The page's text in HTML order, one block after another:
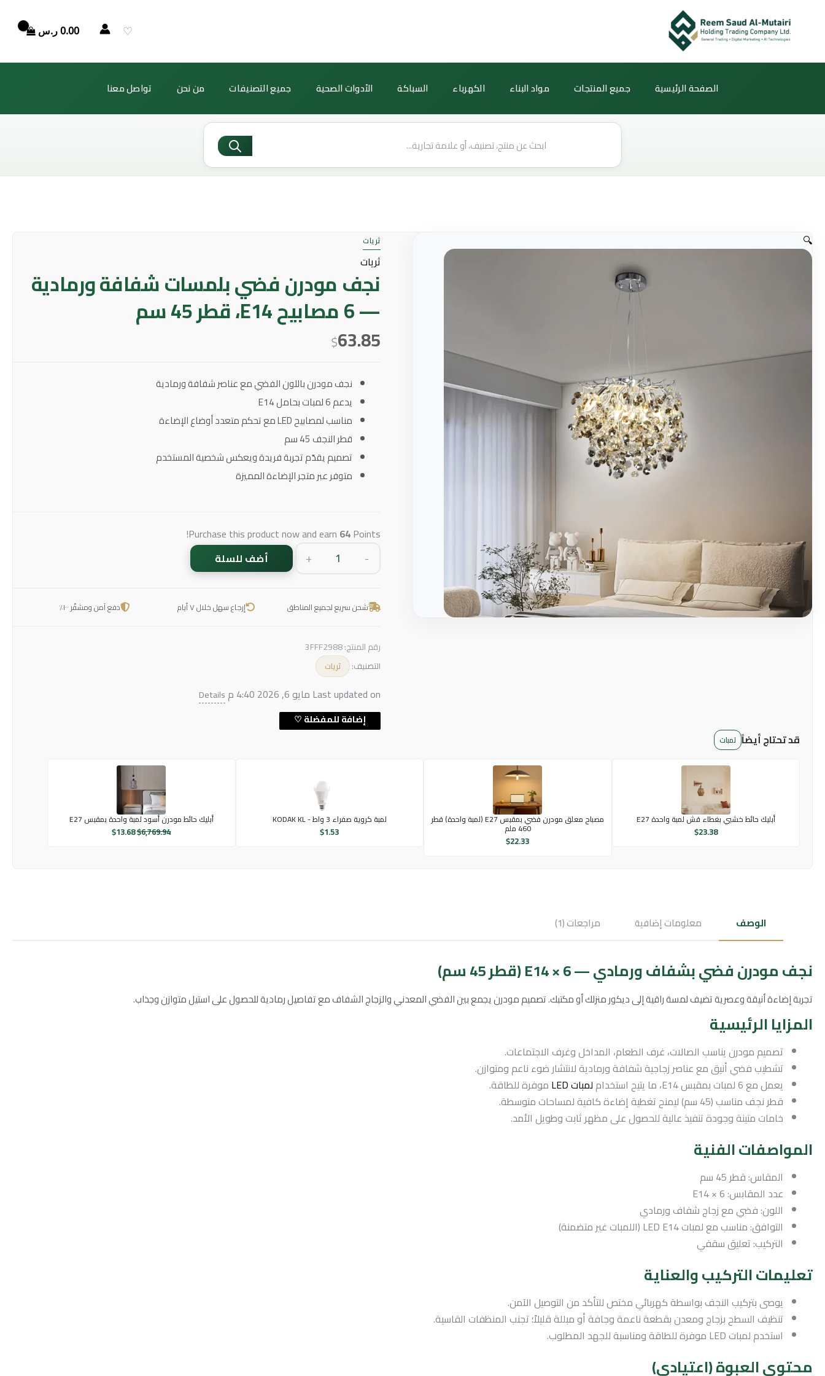
♡
0.00ر.س
الصفحة الرئيسية جميع المنتجات مواد البناء الكهرباء السباكة الأدوات الصحية جميع التصنيفات من نحن تواصل معنا
Products
🔍 ثريات
ثريات
نجف مودرن فضي بلمسات شفافة ورمادية
— 6 مصابيح E14، قطر 45 سم
$63.85
نجف مودرن باللون الفضي مع عناصر شفافة ورمادية
يدعم 6 لمبات بحامل E14
مناسب لمصابيح LED مع تحكم متعدد أوضاع الإضاءة
قطر النجف 45 سم
تصميم يقدّم تجربة فريدة ويعكس شخصية المستخدم
متوفر عبر متجر الإضاءة المميزة
Purchase this product now and earn 64Points!
-
شفافة
—
E14،
+ أضف للسلة
شحن سريع لجميع المناطق إرجاع سهل خلال ٧ أيام دفع آمن ومشفّر ١٠٠٪
رقم المنتج:3FFF2988
التصنيف: ثريات
Last updated on مايو 6, 2026 4:40 م Details
قد تحتاج أيضاً لمبات
أبليك حائط خشبي بغطاء قش لمبة واحدة E27
$23.38
مصباح معلق مودرن فضي بمقبس E27 (لمبة واحدة) قطر
460 ملم
$22.33
لمبة كروية صفراء 3 واط - KODAK KL
$1.53
أبليك حائط مودرن أسود لمبة واحدة بمقبس E27
$6,769.94
الأصلي
$13.68
الحالي
الوصف معلومات إضافية مراجعات (1)
نجف مودرن فضي بشفاف ورمادي — E14 × 6 (قطر 45 سم)
تجربة إضاءة أنيقة وعصرية تضيف لمسة راقية إلى ديكور منزلك أو مكتبك. تصميم مودرن يجمع بين الفضي المعدني والزجاج الشفاف مع تفاصيل رمادية للحصول على استيل متوازن وجذاب.
المزايا الرئيسية
تصميم مودرن يناسب الصالات، غرف الطعام، المداخل وغرف الاجتماعات.
تشطيب فضي أنيق مع عناصر زجاجية شفافة ورمادية لانتشار ضوء ناعم ومتوازن.
يعمل مع 6 لمبات بمقبس E14، ما يتيح استخدام
لمبات LED
موفرة للطاقة.
قطر نجف مناسب (45 سم) ليمنح تغطية إضاءة كافية لمساحات متوسطة.
خامات متينة وجودة تنفيذ عالية للحصول على مظهر ثابت وطويل الأمد.
المواصفات الفنية
المقاس: قطر 45 سم
عدد المقابس: 6 × E14
اللون: فضي مع زجاج شفاف ورمادي
التوافق: مناسب مع لمبات LED E14 (اللمبات غير متضمنة)
التركيب: تعليق سقفي
تعليمات التركيب والعناية
يوصى بتركيب النجف بواسطة كهربائي مختص للتأكد من التوصيل الآمن.
تنظيف السطح بزجاج ومعدن بقطعة ناعمة وجافة أو مبللة قليلاً؛ تجنب المنظفات القاسية.
استخدم لمبات LED موفرة للطاقة ومناسبة للجهد المطلوب.
محتوى العبوة (اعتيادي)